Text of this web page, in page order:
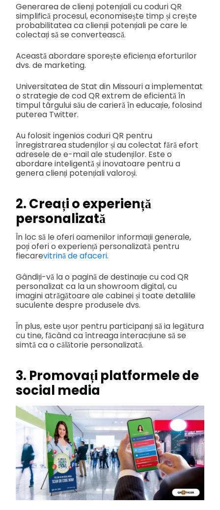
Generarea de clienți potențiali cu coduri QR
simplifică procesul, economisește timp și crește
probabilitatea ca clienții potențiali pe care le
colectați să se convertească.
Această abordare sporește eficiența eforturilor
dvs. de marketing.
Universitatea de Stat din Missouri a implementat
o strategie de cod QR extrem de eficientă în
timpul târgului său de carieră în educație, folosind
puterea Twitter.
Au folosit ingenios coduri QR pentru
înregistrarea studenților și au colectat fără efort
adresele de e-mail ale studenților. Este o
abordare inteligentă și inovatoare pentru a
genera clienți potențiali valoroși.
2. Creați o experiență
personalizată
În loc să le oferi oamenilor informații generale,
poți oferi o experiență personalizată pentru
fiecarevitrină de afaceri.
Gândiți-vă la o pagină de destinație cu cod QR
personalizat ca la un showroom digital, cu
imagini atrăgătoare ale cabinei și toate detaliile
suculente despre produsele dvs.
În plus, este ușor pentru participanți să ia legătura
cu tine, făcând ca întreaga interacțiune să se
simtă ca o călătorie personalizată.
3. Promovați platformele de
social media